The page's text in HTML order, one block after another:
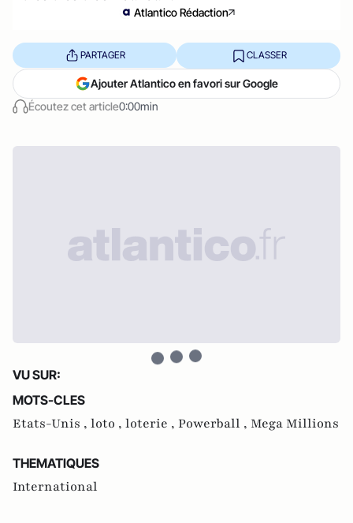
Atlantico Rédaction
Écoutez cet article0:00min
PARTAGER CLASSER
Ajouter Atlantico en favori sur Google
VU SUR:
MOTS-CLES
Etats-Unis , loto , loterie , Powerball , Mega Millions
THEMATIQUES
International